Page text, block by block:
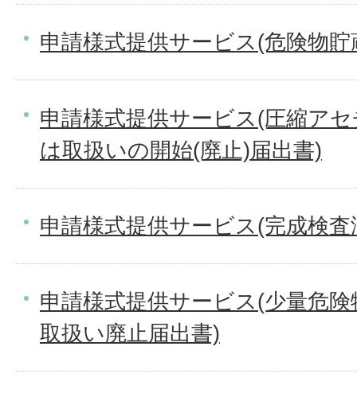
申請様式提供サービス(危険物
申請様式提供サービス(圧縮ア
は取扱いの開始(廃止)届出書)
申請様式提供サービス(完成検
申請様式提供サービス(少量危
取扱い廃止届出書)